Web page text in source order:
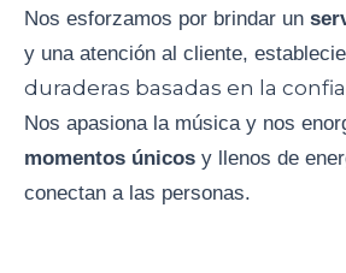
Nos esforzamos por brindar un
y una atención al cliente,
duraderas basadas en la
Nos apasiona la música y nos
momentos únicos y llenos de
conectan a las personas.